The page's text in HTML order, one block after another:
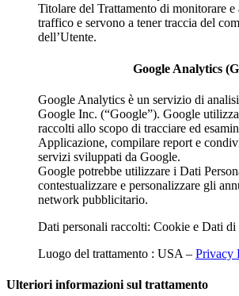
Titolare del Trattamento di monitorare
traffico e servono a tener traccia del
dell’Utente.
Google Analytics
Google Analytics è un servizio di
Google Inc. (“Google”). Google
raccolti allo scopo di tracciare ed
Applicazione, compilare report e
servizi sviluppati da Google.
Google potrebbe utilizzare i Dati
contestualizzare e personalizzare gli
network pubblicitario.
Dati personali raccolti: Cookie e Dati
Luogo del trattamento : USA – Privacy
Ulteriori informazioni sul trattamento